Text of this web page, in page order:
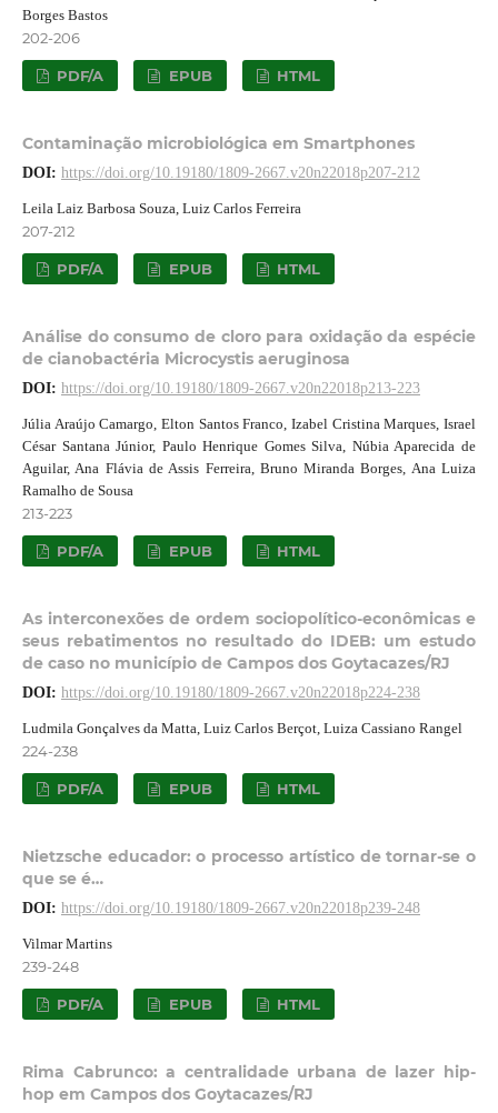
Borges Bastos
202-206
PDF/A EPUB HTML
Contaminação microbiológica em Smartphones
DOI: https://doi.org/10.19180/1809-2667.v20n22018p207-212
Leila Laiz Barbosa Souza, Luiz Carlos Ferreira
207-212
PDF/A EPUB HTML
Análise do consumo de cloro para oxidação da espécie
de cianobactéria Microcystis aeruginosa
DOI: https://doi.org/10.19180/1809-2667.v20n22018p213-223
Júlia Araújo Camargo, Elton Santos Franco, Izabel Cristina Marques, Israel
César Santana Júnior, Paulo Henrique Gomes Silva, Núbia Aparecida de
Aguilar, Ana Flávia de Assis Ferreira, Bruno Miranda Borges, Ana Luiza
Ramalho de Sousa
213-223
PDF/A EPUB HTML
As interconexões de ordem sociopolítico-econômicas e
seus rebatimentos no resultado do IDEB: um estudo
de caso no município de Campos dos Goytacazes/RJ
DOI: https://doi.org/10.19180/1809-2667.v20n22018p224-238
Ludmila Gonçalves da Matta, Luiz Carlos Berçot, Luiza Cassiano Rangel
224-238
PDF/A EPUB HTML
Nietzsche educador: o processo artístico de tornar-se o
que se é…
DOI: https://doi.org/10.19180/1809-2667.v20n22018p239-248
Vilmar Martins
239-248
PDF/A EPUB HTML
Rima Cabrunco: a centralidade urbana de lazer hip-
hop em Campos dos Goytacazes/RJ